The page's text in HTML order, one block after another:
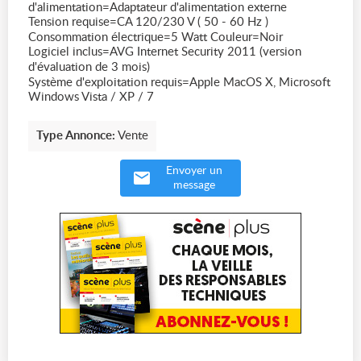
d'alimentation=Adaptateur d'alimentation externe
Tension requise=CA 120/230 V ( 50 - 60 Hz )
Consommation électrique=5 Watt Couleur=Noir
Logiciel inclus=AVG Internet Security 2011 (version
d'évaluation de 3 mois)
Système d'exploitation requis=Apple MacOS X, Microsoft
Windows Vista / XP / 7
Type Annonce: Vente
Envoyer un
message